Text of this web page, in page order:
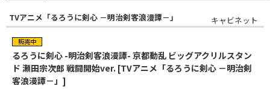
TVアニメ「るろうに剣心 －明治剣客浪漫譚－」 キャビネット
るろうに剣心 -明治剣客浪漫譚- 京都動乱 ビッグアクリルスタン
ド 瀬田宗次郎 戦闘開始ver. [TVアニメ「るろうに剣心 －明治剣
客浪漫譚－」]